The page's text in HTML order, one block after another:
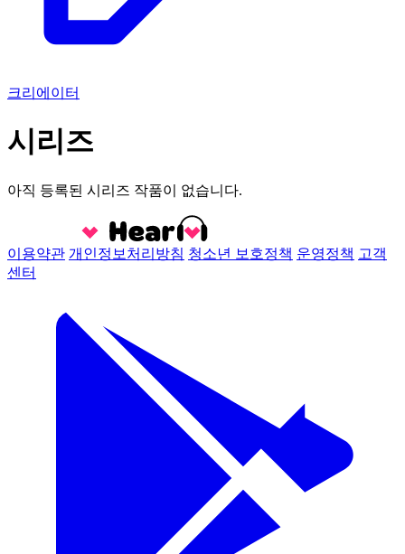
크리에이터
시리즈
아직 등록된 시리즈 작품이 없습니다.
이용약관 개인정보처리방침 청소년 보호정책 운영정책 고객
센터